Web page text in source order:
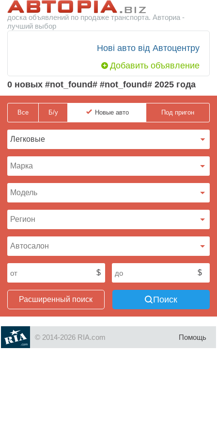
доска объявлений по продаже транспорта. Авториа -
лучший выбор
Нові авто від Автоцентру
Добавить объявление
0 новых #not_found# #not_found# 2025 года
Все Б/у Новые авто Под пригон
Расширенный поиск Поиск
© 2014-2026 RIA.com Помощь